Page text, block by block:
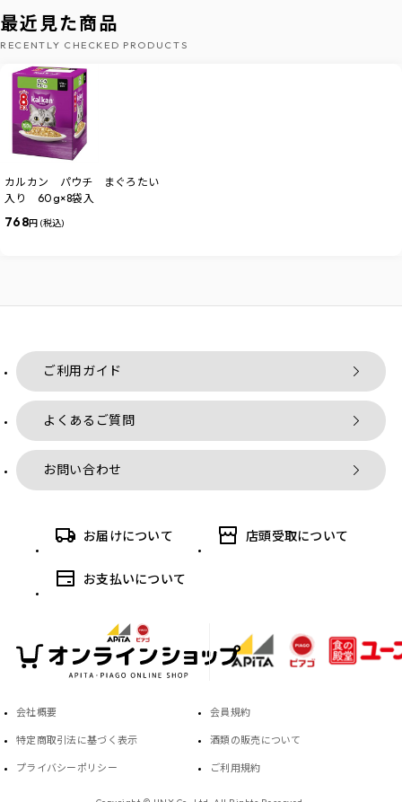
最近見た商品
RECENTLY CHECKED PRODUCTS
カルカン パウチ まぐろたい
入り 60g×8袋入
768円 (税込)
ご利用ガイド
よくあるご質問
お問い合わせ
お届けについて 店頭受取について
お支払いについて
会社概要 会員規約
特定商取引法に基づく表示 酒類の販売について
プライバシーポリシー ご利用規約